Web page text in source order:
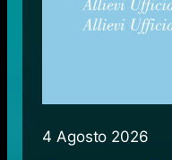
4 Agosto 2026